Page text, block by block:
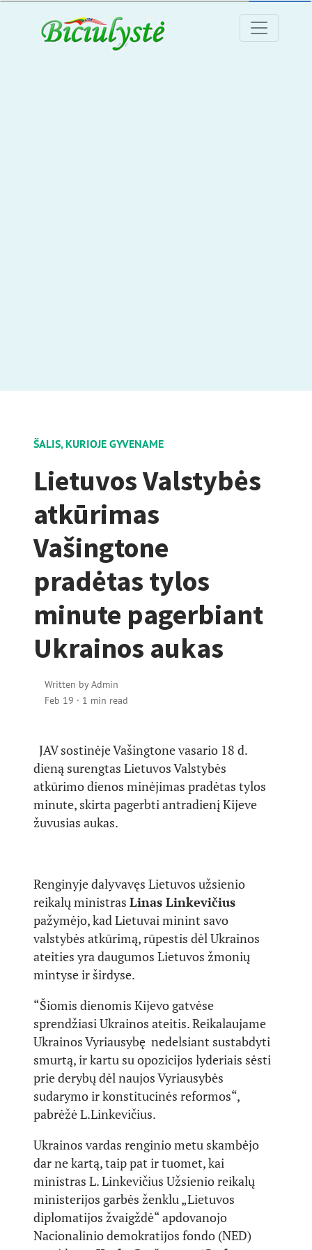
ŠALIS, KURIOJE GYVENAME
Lietuvos Valstybės
atkūrimas
Vašingtone
pradėtas tylos
minute pagerbiant
Ukrainos aukas
Written byAdmin
Feb 19 · 1 min read
JAV sostinėje Vašingtone vasario 18 d.
dieną surengtas Lietuvos Valstybės
atkūrimo dienos minėjimas pradėtas tylos
minute, skirta pagerbti antradienį Kijeve
žuvusias aukas.
Renginyje dalyvavęs Lietuvos užsienio
reikalų ministras Linas Linkevičius
pažymėjo, kad Lietuvai minint savo
valstybės atkūrimą, rūpestis dėl Ukrainos
ateities yra daugumos Lietuvos žmonių
mintyse ir širdyse.
“Šiomis dienomis Kijevo gatvėse
sprendžiasi Ukrainos ateitis. Reikalaujame
Ukrainos Vyriausybę nedelsiant sustabdyti
smurtą, ir kartu su opozicijos lyderiais sėsti
prie derybų dėl naujos Vyriausybės
sudarymo ir konstitucinės reformos“,
pabrėžė L.Linkevičius.
Ukrainos vardas renginio metu skambėjo
dar ne kartą, taip pat ir tuomet, kai
ministras L. Linkevičius Užsienio reikalų
ministerijos garbės ženklu „Lietuvos
diplomatijos žvaigždė“ apdovanojo
Nacionalinio demokratijos fondo (NED)